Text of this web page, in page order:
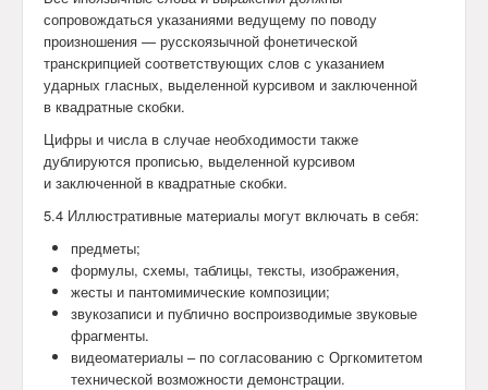
сопровождаться указаниями ведущему по поводу
произношения — русскоязычной фонетической
транскрипцией соответствующих слов с указанием
ударных гласных, выделенной курсивом и заключенной
в квадратные скобки.
Цифры и числа в случае необходимости также
дублируются прописью, выделенной курсивом
и заключенной в квадратные скобки.
5.4 Иллюстративные материалы могут включать в себя:
предметы;
формулы, схемы, таблицы, тексты, изображения,
жесты и пантомимические композиции;
звукозаписи и публично воспроизводимые звуковые
фрагменты.
видеоматериалы – по согласованию с Оргкомитетом
технической возможности демонстрации.